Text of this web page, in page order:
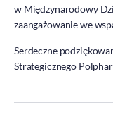
Dla
w Międzynarodowy
zaangażowanie we
Serdeczne
Strategicznego